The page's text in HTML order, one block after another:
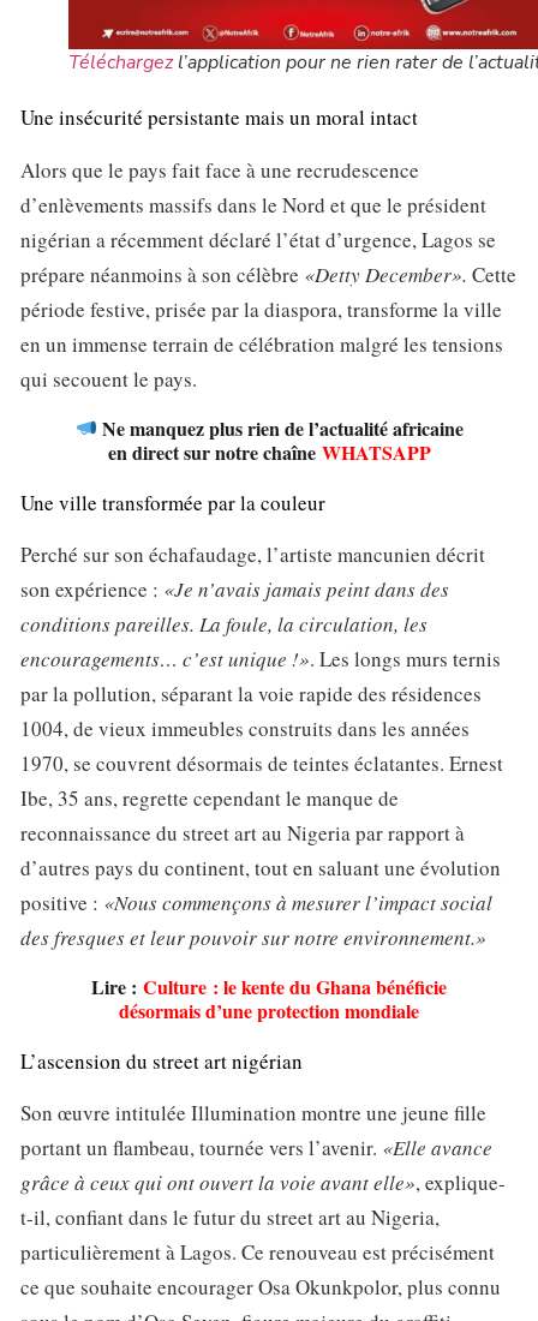
Téléchargezl’application pour ne rien rater de
Une insécurité persistante mais un moral intact
Alors que le pays fait face à une recrudescence
d’enlèvements massifs dans le Nord et que le président
nigérian a récemment déclaré l’état d’urgence, Lagos se
prépare néanmoins à son célèbre «Detty December». Cette
période festive, prisée par la diaspora, transforme la ville
en un immense terrain de célébration malgré les tensions
qui secouent le pays.
Ne manquez plus rien de l’actualité africaine
en direct sur notre chaîne WHATSAPP
Une ville transformée par la couleur
Perché sur son échafaudage, l’artiste mancunien décrit
son expérience : «Je n’avais jamais peint dans des
conditions pareilles. La foule, la circulation, les
encouragements… c’est unique !». Les longs murs ternis
par la pollution, séparant la voie rapide des résidences
1004, de vieux immeubles construits dans les années
1970, se couvrent désormais de teintes éclatantes. Ernest
Ibe, 35 ans, regrette cependant le manque de
reconnaissance du street art au Nigeria par rapport à
d’autres pays du continent, tout en saluant une évolution
positive : «Nous commençons à mesurer l’impact social
des fresques et leur pouvoir sur notre environnement.»
Lire : Culture : le kente du Ghana bénéficie
désormais d’une protection mondiale
L’ascension du street art nigérian
Son œuvre intitulée Illumination montre une jeune fille
portant un flambeau, tournée vers l’avenir. «Elle avance
grâce à ceux qui ont ouvert la voie avant elle», explique-
t-il, confiant dans le futur du street art au Nigeria,
particulièrement à Lagos. Ce renouveau est précisément
ce que souhaite encourager Osa Okunkpolor, plus connu